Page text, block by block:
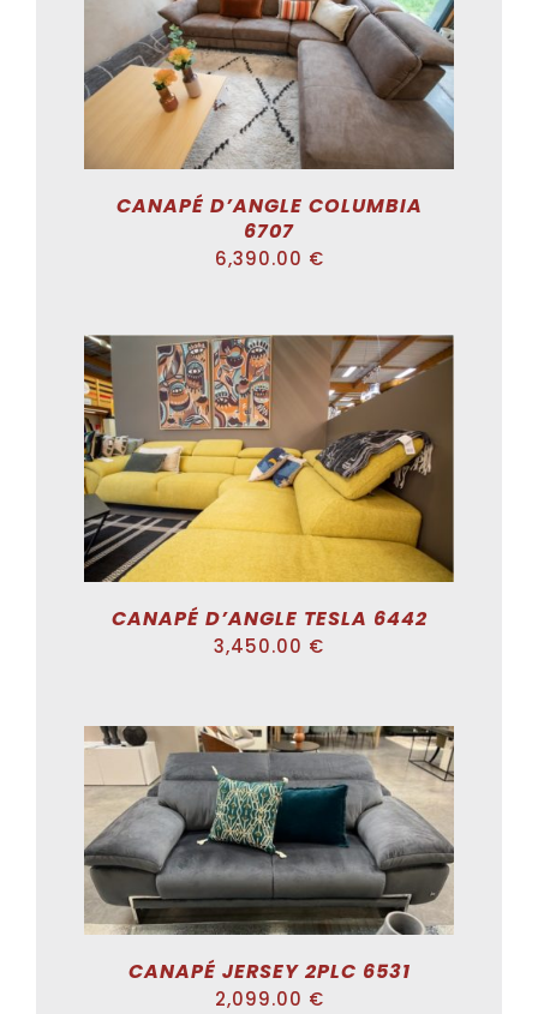
ADD TO CART /
DÉTAILS
CANAPÉ D’ANGLE COLUMBIA
6707
6,390.00 €
ADD TO CART /
DÉTAILS
CANAPÉ D’ANGLE TESLA 6442
3,450.00 €
DÉTAILS
CANAPÉ JERSEY 2PLC 6531
2,099.00 €